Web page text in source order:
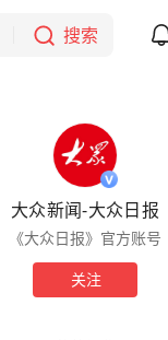
搜索
大众新闻-大众日报
《大众日报》官方账号
关注